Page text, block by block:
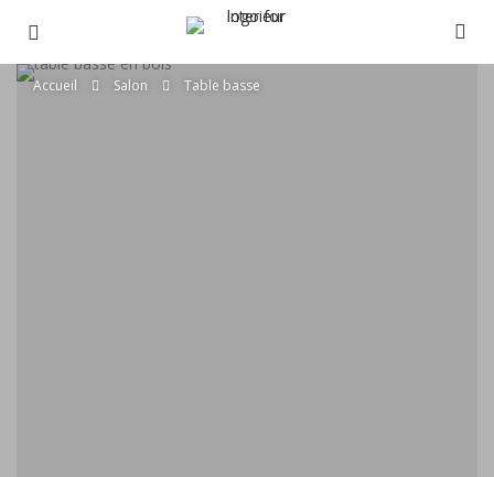
Accueil Salon Table basse